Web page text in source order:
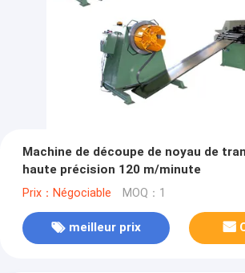
Machine de découpe de noyau de
haute précision 120 m/minute
Prix：Négociable MOQ：1
meilleur prix